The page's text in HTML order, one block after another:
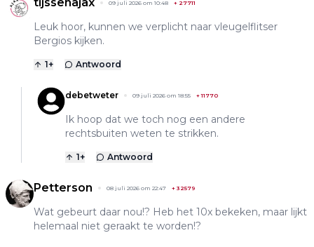
09 juli 2026 om 10:48 + 27711
Leuk hoor, kunnen we verplicht naar vleugelflitser
Bergios kijken.
1+ Antwoord
debetweter 09 juli 2026 om 18:55 +11770
Ik hoop dat we toch nog een andere
rechtsbuiten weten te strikken.
1+ Antwoord
Petterson 08 juli 2026 om 22:47 + 32579
Wat gebeurt daar nou!? Heb het 10x bekeken, maar lijkt
helemaal niet geraakt te worden!?